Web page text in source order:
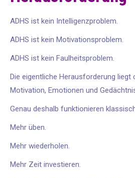
ADHS ist kein Intelligenzproblem.
ADHS ist kein Motivationsproblem.
ADHS ist kein Faulheitsproblem.
Die eigentliche Herausforderung liegt
Motivation, Emotionen und
Genau deshalb funktionieren
Mehr üben.
Mehr wiederholen.
Mehr Zeit investieren.